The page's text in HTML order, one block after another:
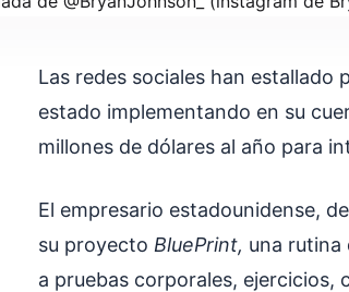
Las redes sociales han
estado implementando en su
millones de dólares al año para
El empresario estadounidense,
su proyecto BluePrint, una rutina
a pruebas corporales, ejercicios,